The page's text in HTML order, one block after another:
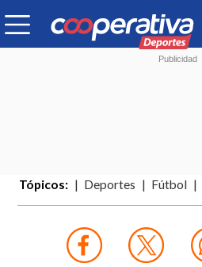
Tópicos: Deportes Fútbol